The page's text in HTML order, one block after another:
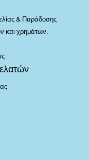
& Παράδοσης
και χρημάτων.